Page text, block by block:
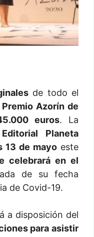
de todo el
Premio Azorín de
euros. La
Editorial Planeta
13 de mayo este
celebrará en el
de su fecha
de Covid-19.
a disposición del
para asistir